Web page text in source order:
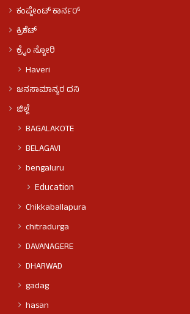
ಕಂಪ್ಲೇಂಟ್ ಕಾರ್ನರ್
ಕ್ರಿಕೆಟ್
ಕ್ರೈಂ ಸ್ಟೋರಿ
Haveri
ಜನಸಾಮಾನ್ಯರ ದನಿ
ಜಿಲ್ಲೆ
BAGALAKOTE
BELAGAVI
bengaluru
Education
Chikkaballapura
chitradurga
DAVANAGERE
DHARWAD
gadag
hasan